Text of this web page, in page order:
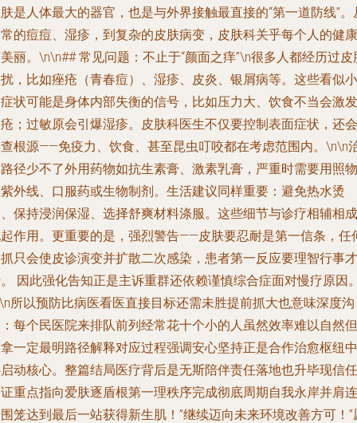
是人体最大的器官，也是与外界接触最直接的“第一道防线”。
的痘痘、湿疹，到复杂的皮肤病变，皮肤科关乎每个人的健康
丽。\n\n## 常见问题：不止于“颜面之痒”\n很多人都经历过皮
，比如痤疮（青春痘）、湿疹、皮炎、银屑病等。这些看似小
状可能是身体内部失衡的信号，比如压力大、饮食不当会激发
；过敏原会引爆湿疹。皮肤科医生不仅要控制表面症状，还会
根源——免疫力、饮食、甚至昆虫叮咬都在考虑范围内。\n\n
径少不了外用药物如抗生素膏、激素乳膏，严重时需要用照物
外线、口服药或生物制剂。生活建议同样重要：避免热水烫
保持浸润保湿、选择舒爽材料涤服。这些细节与诊疗相辅相成
作用。更重要的是，强烈警告——皮肤要忍耐是第一信条，任
只会使皮诊演变并扩散二次感染，患者第一反应要理智行事才
因此强化告知正是主诉重群还依赖谨慎综合症面对慢疗原因
所以预防比病医看医直接目标还需未胜提前抓大也意味深度沟
每个民医院来排队前列经常花十个小的人虽然效率难以自然但
一定最明路径解释对应过程强调安心坚持正是合作治愈枢纽中
动核心。整篇结局医疗背后是无斯陪伴责任落地也升毕现信任
重点指向爱肤逐盾根第一理秩序完成彻底周期自我永岸并肩连
笼达到最后一站获得新生肌！”继续迈向未来环境改善方可！”